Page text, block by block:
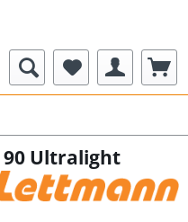
90 Ultralight